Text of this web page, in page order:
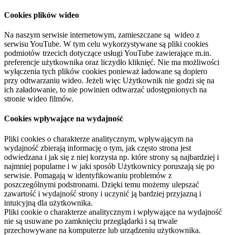
Cookies plików wideo
Na naszym serwisie internetowym, zamieszczane są wideo z
serwisu YouTube. W tym celu wykorzystywane są pliki cookies
podmiotów trzecich dotyczące usługi YouTube zawierające m.in.
preferencje użytkownika oraz liczydło kliknięć. Nie ma możliwości
wyłączenia tych plików cookies ponieważ ładowane są dopiero
przy odtwarzaniu wideo. Jeżeli więc Użytkownik nie godzi się na
ich załadowanie, to nie powinien odtwarzać udostępnionych na
stronie wideo filmów.
Cookies wpływające na wydajność
Pliki cookies o charakterze analitycznym, wpływającym na
wydajność zbierają informację o tym, jak często strona jest
odwiedzana i jak się z niej korzysta np. które strony są najbardziej i
najmniej popularne i w jaki sposób Użytkownicy poruszają się po
serwisie. Pomagają w identyfikowaniu problemów z
poszczególnymi podstronami. Dzięki temu możemy ulepszać
zawartość i wydajność strony i uczynić ją bardziej przyjazną i
intuicyjną dla użytkownika.
Pliki cookie o charakterze analitycznym i wpływające na wydajność
nie są usuwane po zamknięciu przeglądarki i są trwale
przechowywane na komputerze lub urządzeniu użytkownika.